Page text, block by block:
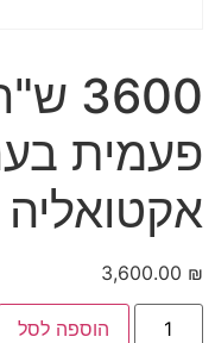
אקטואליה
3,600.00 ₪
הוספה לסל